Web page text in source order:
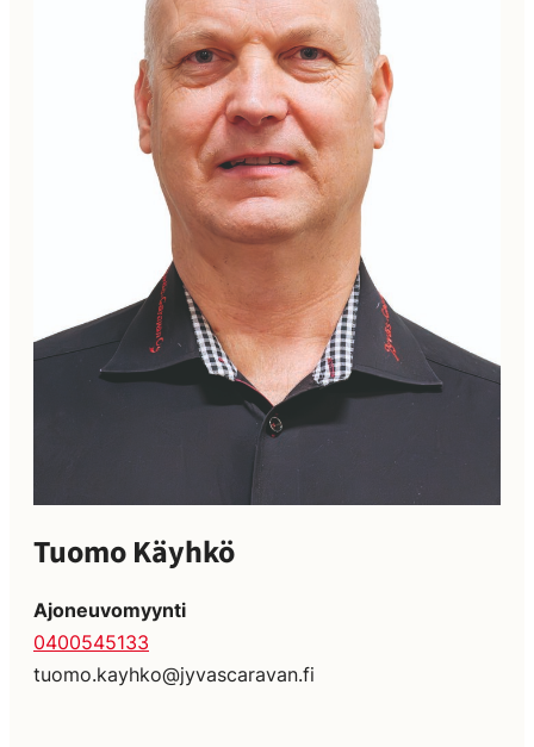
Tuomo Käyhkö
Ajoneuvomyynti
0400545133
tuomo.kayhko@jyvascaravan.fi